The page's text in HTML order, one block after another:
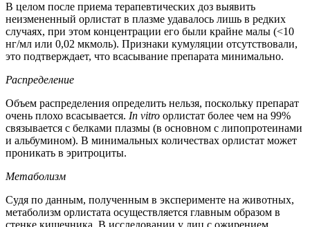
В целом после приема терапевтических доз выявить
неизмененный орлистат в плазме удавалось лишь в редких
случаях, при этом концентрации его были крайне малы (<10
нг/мл или 0,02 мкмоль). Признаки кумуляции отсутствовали,
это подтверждает, что всасывание препарата минимально.
Распределение
Объем распределения определить нельзя, поскольку препарат
очень плохо всасывается. In vitro орлистат более чем на 99%
связывается с белками плазмы (в основном с липопротеинами
и альбумином). В минимальных количествах орлистат может
проникать в эритроциты.
Метаболизм
Судя по данным, полученным в эксперименте на животных,
метаболизм орлистата осуществляется главным образом в